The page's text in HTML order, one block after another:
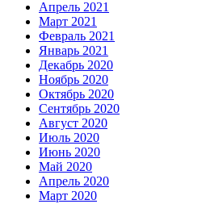
Апрель 2021
Март 2021
Февраль 2021
Январь 2021
Декабрь 2020
Ноябрь 2020
Октябрь 2020
Сентябрь 2020
Август 2020
Июль 2020
Июнь 2020
Май 2020
Апрель 2020
Март 2020